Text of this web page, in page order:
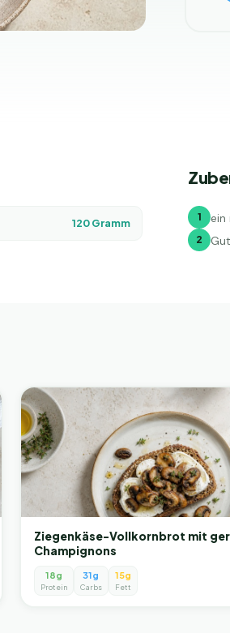
120Gramm 1 ein
2
Ziegenkäse-Vollkornbrot mit
Champignons
18g
Protein
31g
Carbs
15g
Fett